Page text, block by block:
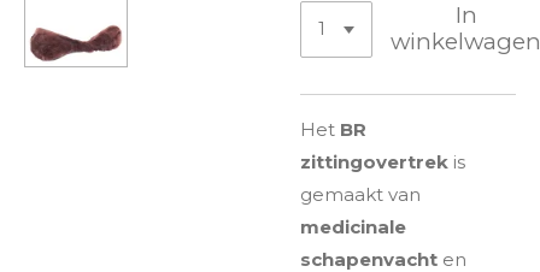
In
Het BR
zittingovertrek is
gemaakt van
medicinale
schapenvacht en